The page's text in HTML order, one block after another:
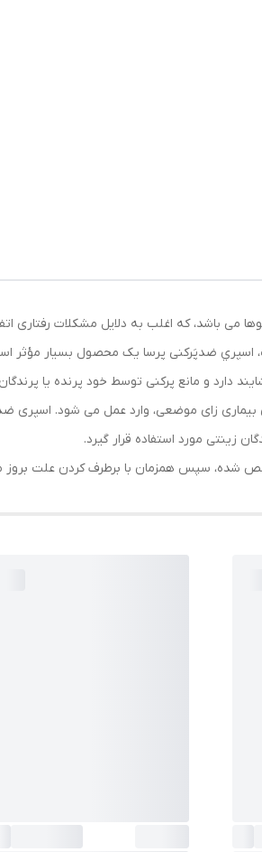
باشد، که اغلب به دلایل مشکلات رفتاری
اسپري ضدپَرکنی پرسا یک محصول بسیار مؤثر
دارد و مانع پرکنی توسط خود پرنده یا
زای موضعی، وارد عمل می شود. اسپری
زینتی مورد استفاده قرار گیرد.
سپس همزمان با برطرف کردن علت بروز